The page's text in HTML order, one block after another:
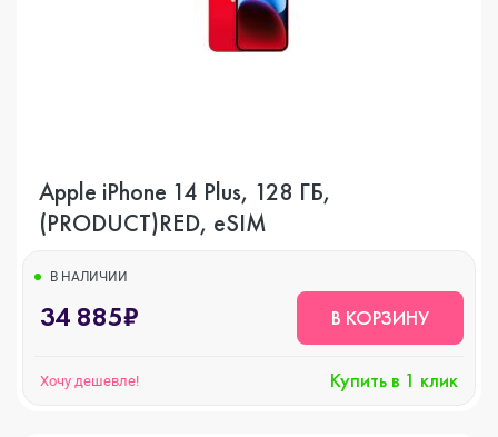
Apple iPhone 14 Plus, 128 ГБ,
(PRODUCT)RED, eSIM
В НАЛИЧИИ
34 885₽ В КОРЗИНУ
Хочу дешевле! Купить в 1 клик